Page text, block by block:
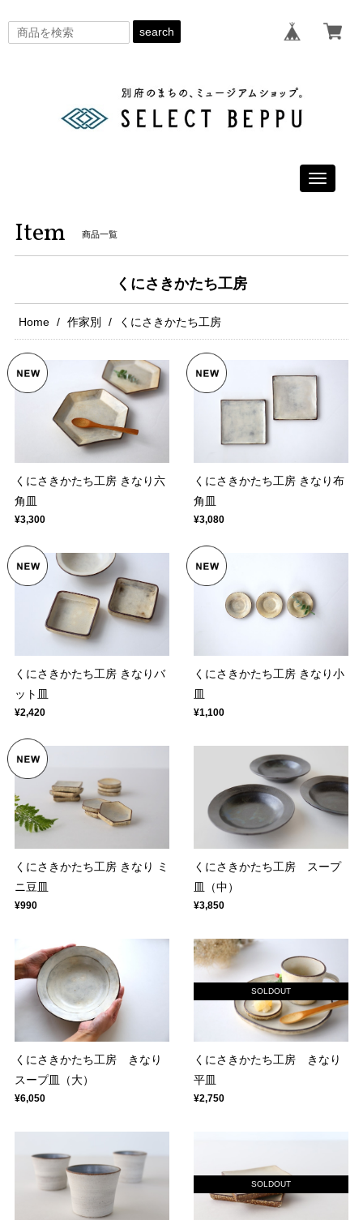
search
Toggle
Item 商品一覧
くにさきかたち工房
Home 作家別 くにさきかたち工房
くにさきかたち工房 きなり六
角皿
¥3,300
くにさきかたち工房 きなり布
角皿
¥3,080
くにさきかたち工房 きなりバ
ット皿
¥2,420
くにさきかたち工房 きなり小
皿
¥1,100
くにさきかたち工房 きなり ミ
ニ豆皿
¥990
くにさきかたち工房 スープ
皿（中）
¥3,850
くにさきかたち工房 きなり
スープ皿（大）
¥6,050
SOLDOUT
くにさきかたち工房 きなり
平皿
¥2,750
SOLDOUT